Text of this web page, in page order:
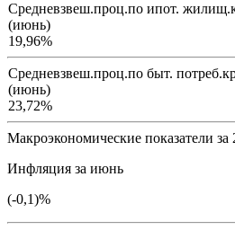
Средневзвеш.проц.по ипот.
(июнь)
19,96%
Средневзвеш.проц.по быт.
(июнь)
23,72%
Макроэкономические показатели за
Инфляция за июнь
(-0,1)%